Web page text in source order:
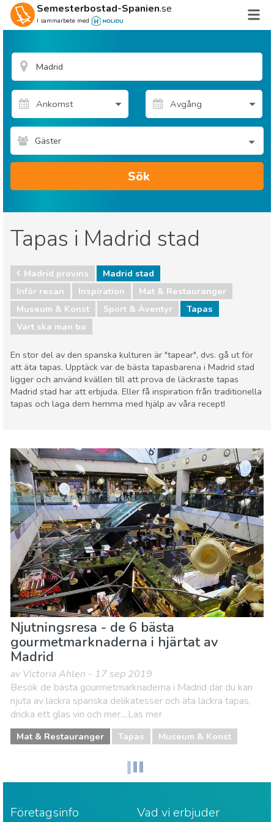
Semesterbostad-Spanien.se
I sammarbete med
Gäster
Sök
Tapas i Madrid stad
Madrid provins
Madrid stad
Inför resan
Inspiration
Mat & Restauranger
Museum & Konst
Sport & Äventyr
Tapas
Vart ska man bo
En stor del av den spanska kulturen är "tapear", dvs. gå ut för
att äta tapas. Upptäck var de bästa tapasbarena i Madrid stad
ligger och använd kvällen till att prova de läckraste tapas
Madrid stad har att erbjuda. Eller få inspiration från traditionella
tapas och laga dem hemma med hjälp av våra recept!
Mat & Restauranger
Museum & Konst
Sport & Äventyr
Vart ska man bo
Njutningsresa - de 6 bästa
gourmetmarknaderna i hjärtat av
Madrid
av Victoria Ahlen - 17 sep 2019
Besök de bästa gourmetmarknaderna i Madrid där du kan
njuta av läckra spanska delikatesser och äta läckra tapas,
dricka ett glas vin och mer....Läs mer
Mat & Restauranger Tapas Museum & Konst
Företagsinfo Vad vi erbjuder